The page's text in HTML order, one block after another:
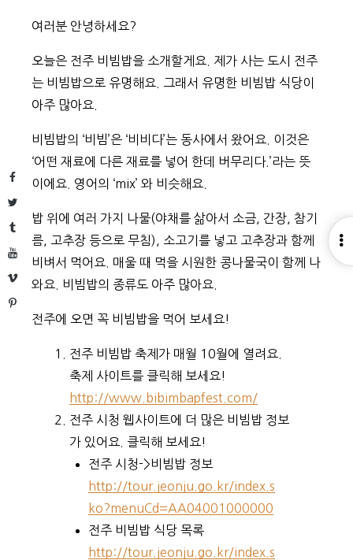
Facebook
Twitter
Tumblr
YouTube
Vimeo
Pinterest
여러분 안녕하세요?
오늘은 전주 비빔밥을 소개할게요. 제가 사는 도시
전주
는 비빔밥으로 유명해요. 그래서 유명한 비빔밥 식당이
아주 많아요.
비빔밥의 ‘비빔’은 ‘비비다’는 동사에서 왔어요.
이것은
‘어떤 재료에 다른 재료를 넣어 한데 버무리다.’라는 뜻
이에요.
영어의 ‘mix’ 와 비슷해요.
밥 위에 여러 가지 나물(야채를 삶아서 소금, 간장, 참기
름, 고추장 등으로 무침), 소고기를 넣고 고추장과 함께
비벼서 먹어요. 매울 때 먹을 시원한 콩나물국이 함께
나
와요.
비빔밥의 종류도 아주 많아요.
전주에 오면 꼭 비빔밥을 먹어 보세요!
전주 비빔밥 축제가 매월 10월에
열려요.
축제
사이트를 클릭해 보세요!
http://www.bibimbapfest.com/
전주 시청 웹사이트에 더 많은 비빔밥 정보
가 있어요. 클릭해 보세요!
전주 시청->비빔밥 정보
http://tour.jeonju.go.kr/index.s
ko?menuCd=AA04001000000
전주 비빔밥 식당 목록
http://tour.jeonju.go.kr/index.s